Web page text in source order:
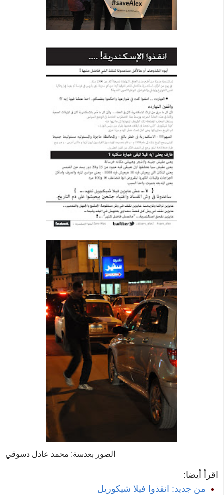
الصور بعدسة: محمد عادل دسوقي
اقرأ أيضا:
من جديد: انقذوا فيلا شيكوريل